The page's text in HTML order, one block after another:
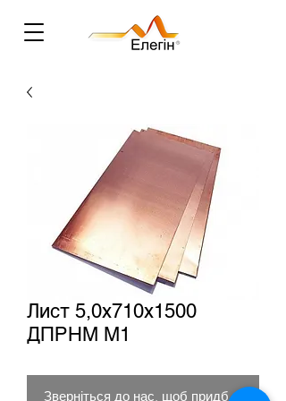
Лист 5,0х710х1500
ДПРНМ М1
Зверніться до нас, щоб придбати товар